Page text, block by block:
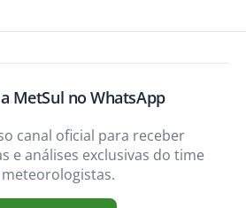
MetSul no WhatsApp
canal oficial para receber
e análises exclusivas do time